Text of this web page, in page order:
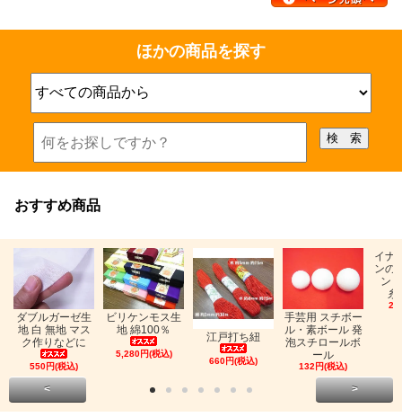
ほかの商品を探す
おすすめ商品
ダブルガーゼ生
地 白 無地 マス
ク作りなどに
550円(税込)
ビリケンモス生
地 綿100％
5,280円(税込)
江戸打ち紐
660円(税込)
手芸用 スチボー
ル・素ボール 発
泡スチロールボ
ール
132円(税込)
イナ
ンの
ン
糸
< >